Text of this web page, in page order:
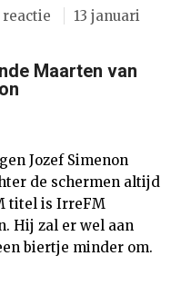
reactie
13 januari
Maarten van
Jozef Simenon
de schermen altijd
titel is IrreFM
Hij zal er wel aan
biertje minder om.